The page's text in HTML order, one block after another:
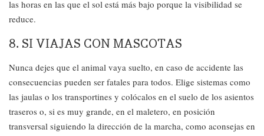
las horas en las que el sol está más bajo porque la visibilidad se
reduce.
8. SI VIAJAS CON MASCOTAS
Nunca dejes que el animal vaya suelto, en caso de accidente las
consecuencias pueden ser fatales para todos. Elige sistemas como
las jaulas o los transportines y colócalos en el suelo de los asientos
traseros o, si es muy grande, en el maletero, en posición
transversal siguiendo la dirección de la marcha, como aconsejas en